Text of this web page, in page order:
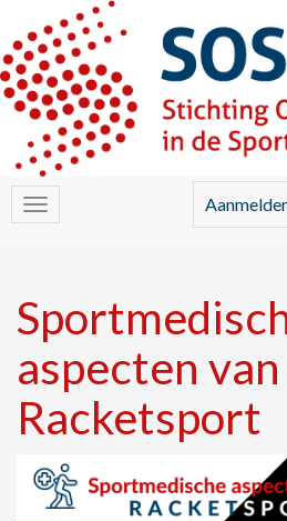
aspecten van
Racketsport